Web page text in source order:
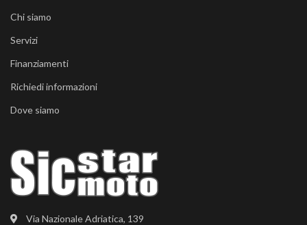
Via Nazionale Adriatica, 139
Chi siamo
Servizi
Finanziamenti
Richiedi informazioni
Dove siamo